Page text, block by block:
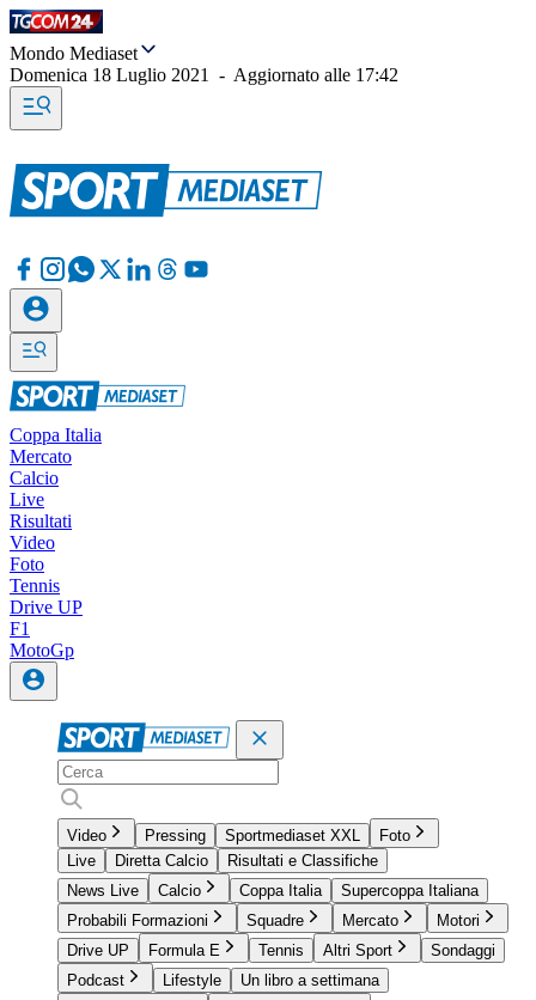
Mondo Mediaset
Domenica 18 Luglio 2021
- Aggiornato alle 17:42
Coppa Italia
Mercato
Calcio
Live
Risultati
Video
Foto
Tennis
Drive UP
F1
MotoGp
Video Pressing Sportmediaset XXL
Foto
Live
Diretta Calcio
Risultati e Classifiche
News Live
Calcio Coppa Italia
Supercoppa Italiana
Probabili Formazioni
Squadre Mercato
Motori
Drive UP
Formula E Tennis Altri Sport
Sondaggi
Podcast
Lifestyle
Un libro a settimana